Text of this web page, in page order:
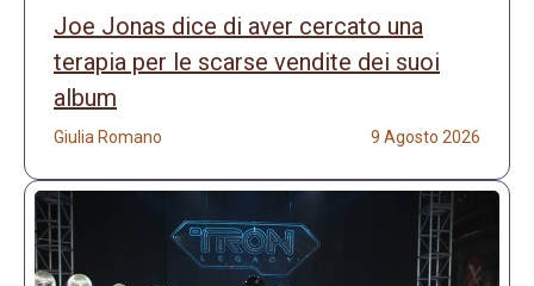
Joe Jonas dice di aver cercato una
terapia per le scarse vendite dei suoi
album
Giulia Romano 9 Agosto 2026